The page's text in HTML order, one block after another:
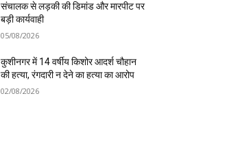
संचालक से लड़की की डिमांड और मारपीट पर
बड़ी कार्यवाही
05/08/2026
कुशीनगर में 14 वर्षीय किशोर आदर्श चौहान
की हत्या, रंगदारी न देने का हत्या का आरोप
02/08/2026